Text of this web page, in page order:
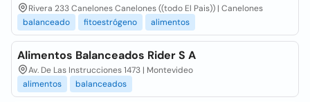
Rivera 233 Canelones Canelones ((todo El Pais)) | Canelones
balanceado
fitoestrógeno alimentos
Alimentos Balanceados Rider S A
Av. De Las Instrucciones 1473 | Montevideo
alimentos
balanceados